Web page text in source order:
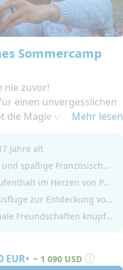
Sommercamp
nie zuvor!
einen unvergesslichen
die Magie von Paris, der
Französischen
Paris verbringt ihr eure
eure
in spaßigen und
zu verbessern, und
damit, die ikonischen
Tag ist ein neues
Mehr lesen
Jahre alt
Interaktive und spaßige Französischklassen
Internatsaufenthalt im Herzen von Paris
Tägliche Ausflüge zur Entdeckung von Paris
Internationale Freundschaften knüpfen!
EUR ~ 1 090 USD